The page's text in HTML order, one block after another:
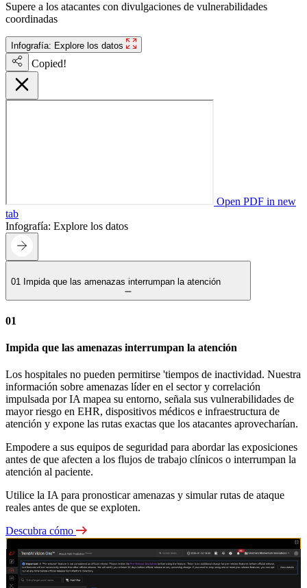
Supere a los atacantes con divulgaciones de vulnerabilidades
coordinadas
Infografía: Explore los datos
Copied!
Open PDF in new
tab
Infografía: Explore los datos
01 Impida que las amenazas interrumpan la atención
01
Impida que las amenazas interrumpan la atención
Los hospitales no pueden permitirse 'tiempos de inactividad. Nuestra
información sobre amenazas líder en el sector y correlación
impulsada por IA mapea su entorno, señala sus vulnerabilidades de
mayor riesgo en EHR, dispositivos médicos e infraestructura de
atención y expone las rutas exactas que los atacantes aprovecharían.
Empodere a sus equipos de seguridad para abordar las exposiciones
antes de que afecten a los flujos de trabajo clínicos o interrumpan la
atención al paciente.
Utilice la IA para pronosticar amenazas y simular rutas de ataque
reales antes de que se exploten.
Descubra cómo